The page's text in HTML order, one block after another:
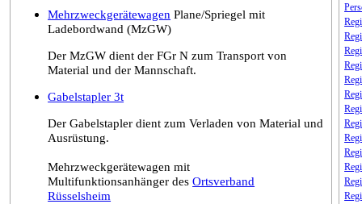
Mehrzweckgerätewagen Plane/Spriegel mit
Ladebordwand (MzGW)
Der MzGW dient der FGr N zum Transport von
Material und der Mannschaft.
Gabelstapler 3t
Der Gabelstapler dient zum Verladen von Material und
Ausrüstung.
Mehrzweckgerätewagen mit
Multifunktionsanhänger desOrtsverband
Rüsselsheim